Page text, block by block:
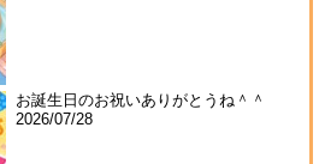
お誕生日のお祝いありがとうね＾＾
2026/07/28